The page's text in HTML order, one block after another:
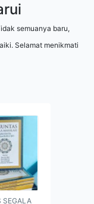
semuanya baru,
Selamat menikmati
SEGALA